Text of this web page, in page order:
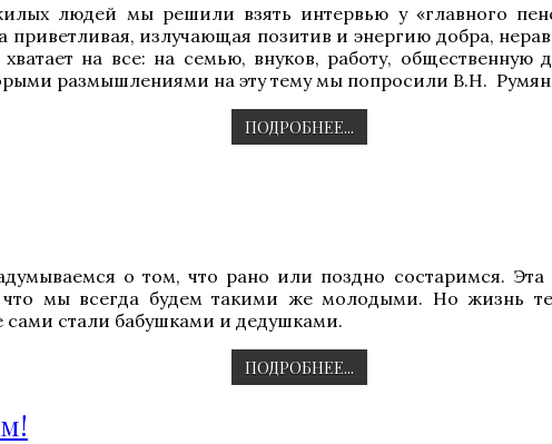
людей мы решили взять интервью у «главного
приветливая, излучающая позитив и энергию добра,
на все: на семью, внуков, работу,
размышлениями на эту тему мы попросили В.Н.
ПОДРОБНЕЕ...
о том, что рано или поздно состаримся.
мы всегда будем такими же молодыми. Но жизнь
стали бабушками и дедушками.
ПОДРОБНЕЕ...